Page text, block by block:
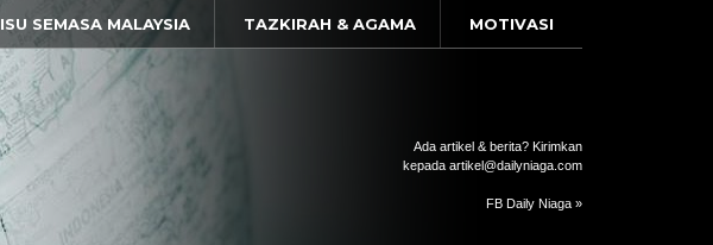
ISU SEMASA MALAYSIA TAZKIRAH & AGAMA MOTIVASI
Ada artikel & berita? Kirimkan
kepada artikel@dailyniaga.com
FB Daily Niaga »